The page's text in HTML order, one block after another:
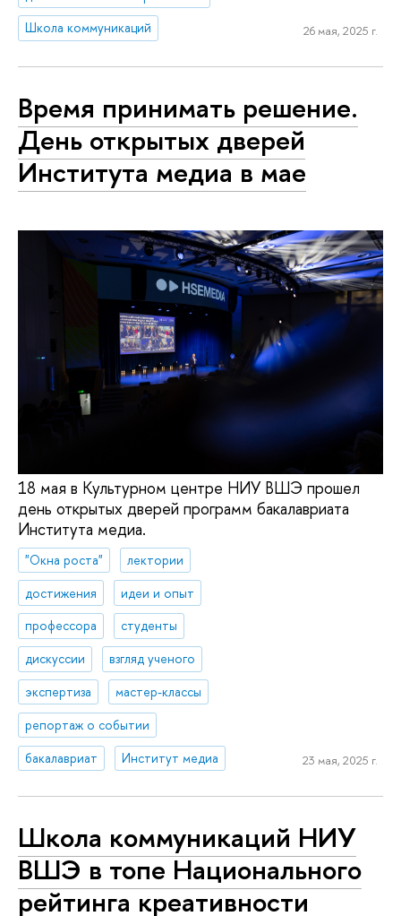
Школа коммуникаций
26 мая, 2025 г.
Время принимать решение.
День открытых дверей
Института медиа в мае
18 мая в Культурном центре НИУ ВШЭ прошел
день открытых дверей программ бакалавриата
Института медиа.
"Окна роста"
лектории
достижения
идеи и опыт
профессора
студенты
дискуссии
взгляд ученого
экспертиза
мастер-классы
репортаж о событии
бакалавриат
Институт медиа 23 мая, 2025 г.
Школа коммуникаций НИУ
ВШЭ в топе Национального
рейтинга креативности